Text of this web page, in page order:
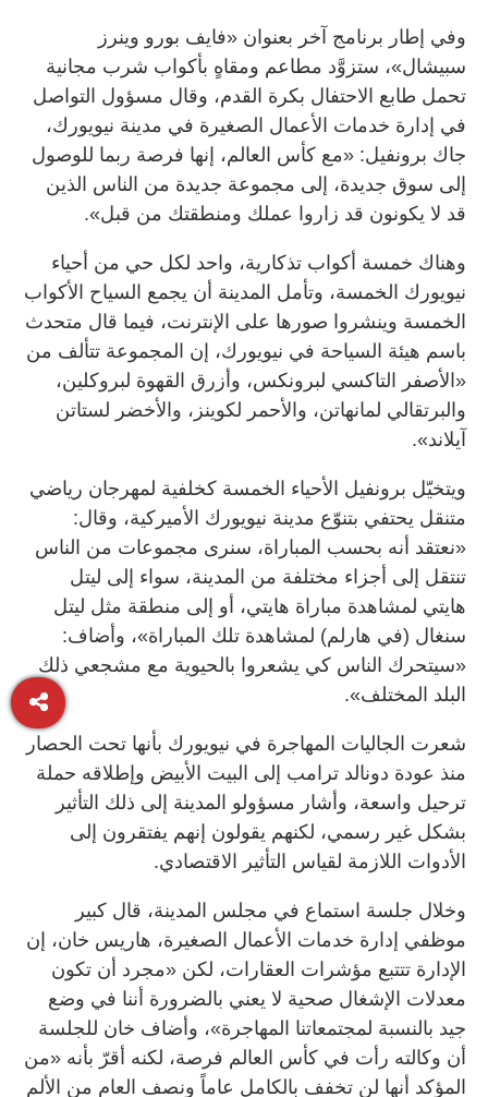
وفي إطار برنامج آخر بعنوان «فايف بورو وينرز
سبيشال»، ستزوَّد مطاعم ومقاهٍ بأكواب شرب مجانية
تحمل طابع الاحتفال بكرة القدم، وقال مسؤول التواصل
في إدارة خدمات الأعمال الصغيرة في مدينة نيويورك،
جاك برونفيل: «مع كأس العالم، إنها فرصة ربما للوصول
إلى سوق جديدة، إلى مجموعة جديدة من الناس الذين
قد لا يكونون قد زاروا عملك ومنطقتك من قبل».
وهناك خمسة أكواب تذكارية، واحد لكل حي من أحياء
نيويورك الخمسة، وتأمل المدينة أن يجمع السياح الأكواب
الخمسة وينشروا صورها على الإنترنت، فيما قال متحدث
باسم هيئة السياحة في نيويورك، إن المجموعة تتألف من
«الأصفر التاكسي لبرونكس، وأزرق القهوة لبروكلين،
والبرتقالي لمانهاتن، والأحمر لكوينز، والأخضر لستاتن
آيلاند».
ويتخيّل برونفيل الأحياء الخمسة كخلفية لمهرجان رياضي
متنقل يحتفي بتنوّع مدينة نيويورك الأميركية، وقال:
«نعتقد أنه بحسب المباراة، سنرى مجموعات من الناس
تنتقل إلى أجزاء مختلفة من المدينة، سواء إلى ليتل
هايتي لمشاهدة مباراة هايتي، أو إلى منطقة مثل ليتل
سنغال (في هارلم) لمشاهدة تلك المباراة»، وأضاف:
«سيتحرك الناس كي يشعروا بالحيوية مع مشجعي ذلك
البلد المختلف».
شعرت الجاليات المهاجرة في نيويورك بأنها تحت الحصار
منذ عودة دونالد ترامب إلى البيت الأبيض وإطلاقه حملة
ترحيل واسعة، وأشار مسؤولو المدينة إلى ذلك التأثير
بشكل غير رسمي، لكنهم يقولون إنهم يفتقرون إلى
الأدوات اللازمة لقياس التأثير الاقتصادي.
وخلال جلسة استماع في مجلس المدينة، قال كبير
موظفي إدارة خدمات الأعمال الصغيرة، هاريس خان، إن
الإدارة تتتبع مؤشرات العقارات، لكن «مجرد أن تكون
معدلات الإشغال صحية لا يعني بالضرورة أننا في وضع
جيد بالنسبة لمجتمعاتنا المهاجرة»، وأضاف خان للجلسة
أن وكالته رأت في كأس العالم فرصة، لكنه أقرّ بأنه «من
المؤكد أنها لن تخفف بالكامل عاماً ونصف العام من الألم